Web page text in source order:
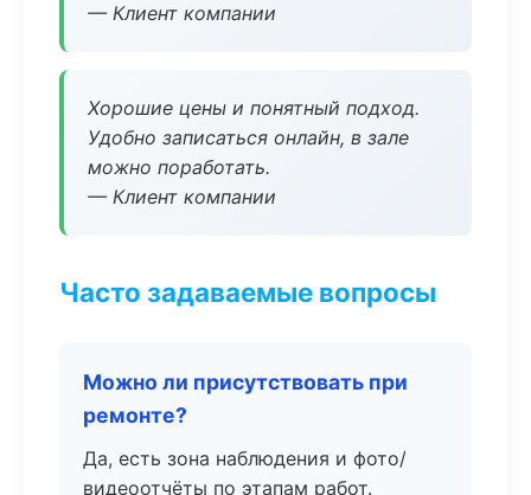
— Клиент компании
Хорошие цены и понятный подход.
Удобно записаться онлайн, в зале
можно поработать.
— Клиент компании
Часто задаваемые вопросы
Можно ли присутствовать при
ремонте?
Да, есть зона наблюдения и фото/
видеоотчёты по этапам работ.